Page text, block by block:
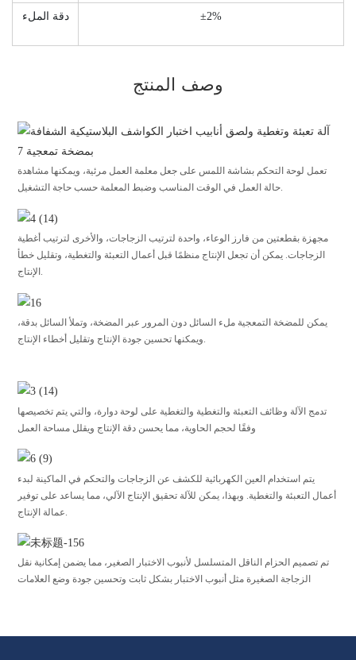
دقة الملء ±2%
وصف المنتج
تعمل لوحة التحكم بشاشة اللمس على جعل معلمة العمل مرئية، ويمكنها مشاهدة
حالة العمل في الوقت المناسب وضبط المعلمة حسب حاجة التشغيل.
مجهزة بقطعتين من فارز الوعاء، واحدة لترتيب الزجاجات، والأخرى لترتيب أغطية
الزجاجات. يمكن أن تجعل الإنتاج منظمًا قبل أعمال التعبئة والتغطية، وتقليل خطأ
الإنتاج.
يمكن للمضخة التمعجية ملء السائل دون المرور عبر المضخة، وتملأ السائل بدقة،
ويمكنها تحسين جودة الإنتاج وتقليل أخطاء الإنتاج.
تدمج الآلة وظائف التعبئة والتغطية والتغطية على لوحة دوارة، والتي يتم تخصيصها
وفقًا لحجم الحاوية، مما يحسن دقة الإنتاج ويقلل مساحة العمل
يتم استخدام العين الكهربائية للكشف عن الزجاجات والتحكم في الماكينة لبدء
أعمال التعبئة والتغطية. وبهذا، يمكن للآلة تحقيق الإنتاج الآلي، مما يساعد على توفير
تم تصميم الحزام الناقل المتسلسل لأنبوب الاختبار الصغير، مما يضمن إمكانية نقل
الزجاجة الصغيرة مثل أنبوب الاختبار بشكل ثابت وتحسين جودة وضع العلامات